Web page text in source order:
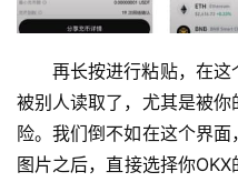
再长按进行粘贴，在
被别人读取了，尤其是被
险。我们倒不如在这个界
图片之后，直接选择你